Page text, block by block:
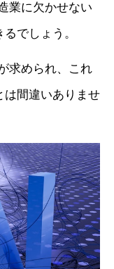
業に欠かせない
でしょう。
求められ、これ
は間違いありませ